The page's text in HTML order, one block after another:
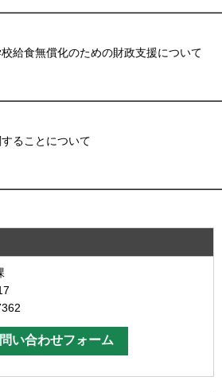
給食無償化のための財政支援について
ることについて